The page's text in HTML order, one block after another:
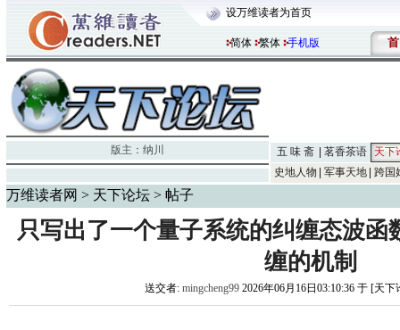
设万维读者为首页
简体 繁体 手机版 首
版主： 纳川 五 味 斋 茗香茶语
天下
史地人物
军事天地 跨国
万维读者网 > 天下论坛 > 帖子
只写出了一个量子系统的纠缠态波函
缠的机制
送交者: mingcheng992026年06月16日03:10:36 于 [天